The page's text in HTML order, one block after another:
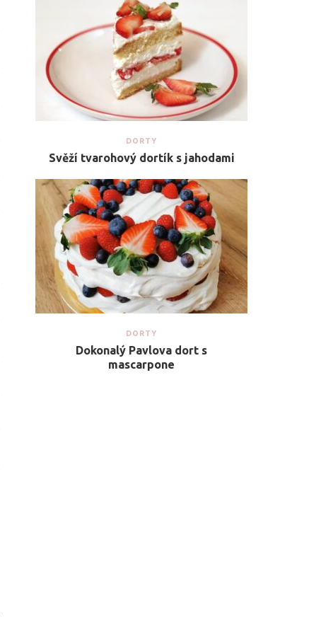
DORTY
Svěží tvarohový dortík s jahodami
DORTY
Dokonalý Pavlova dort s
mascarpone